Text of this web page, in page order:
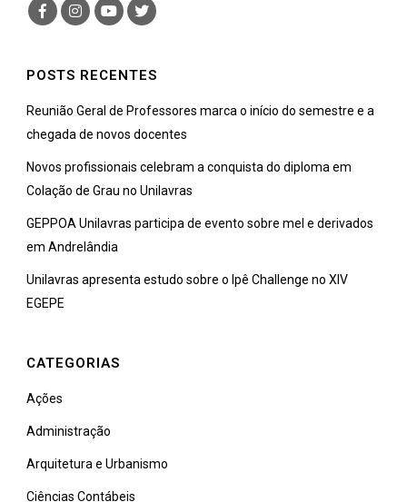
POSTS RECENTES
Reunião Geral de Professores marca o início do semestre e a
chegada de novos docentes
Novos profissionais celebram a conquista do diploma em
Colação de Grau no Unilavras
GEPPOA Unilavras participa de evento sobre mel e derivados
em Andrelândia
Unilavras apresenta estudo sobre o Ipê Challenge no XIV
EGEPE
CATEGORIAS
Ações
Administração
Arquitetura e Urbanismo
Ciências Contábeis